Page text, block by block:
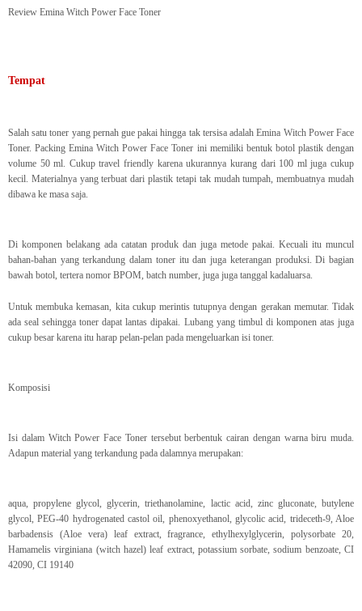
Review Emina Witch Power Face Toner
Tempat
Salah satu toner yang pernah gue pakai hingga tak tersisa adalah Emina Witch Power Face
Toner. Packing Emina Witch Power Face Toner ini memiliki bentuk botol plastik dengan
volume 50 ml. Cukup travel friendly karena ukurannya kurang dari 100 ml juga cukup
kecil. Materialnya yang terbuat dari plastik tetapi tak mudah tumpah, membuatnya mudah
dibawa ke masa saja.
Di komponen belakang ada catatan produk dan juga metode pakai. Kecuali itu muncul
bahan-bahan yang terkandung dalam toner itu dan juga keterangan produksi. Di bagian
bawah botol, tertera nomor BPOM, batch number, juga juga tanggal kadaluarsa.
Untuk membuka kemasan, kita cukup merintis tutupnya dengan gerakan memutar. Tidak
ada seal sehingga toner dapat lantas dipakai. Lubang yang timbul di komponen atas juga
cukup besar karena itu harap pelan-pelan pada mengeluarkan isi toner.
Komposisi
Isi dalam Witch Power Face Toner tersebut berbentuk cairan dengan warna biru muda.
Adapun material yang terkandung pada dalamnya merupakan:
aqua, propylene glycol, glycerin, triethanolamine, lactic acid, zinc gluconate, butylene
glycol, PEG-40 hydrogenated castol oil, phenoxyethanol, glycolic acid, trideceth-9, Aloe
barbadensis (Aloe vera) leaf extract, fragrance, ethylhexylglycerin, polysorbate 20,
Hamamelis virginiana (witch hazel) leaf extract, potassium sorbate, sodium benzoate, CI
42090, CI 19140